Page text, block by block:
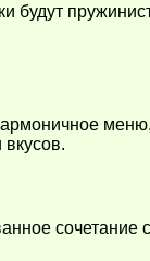
будут